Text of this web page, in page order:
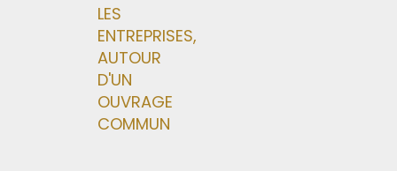
LES
ENTREPRISES,
AUTOUR
D'UN
OUVRAGE
COMMUN